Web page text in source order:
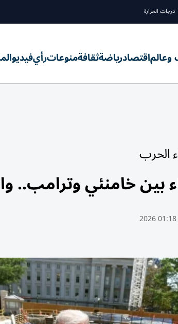
درجات الحرارة
اقتصادرياضةثقافةمنوعاترأيفيديو
الحرب
بين خامنئي وترامب..